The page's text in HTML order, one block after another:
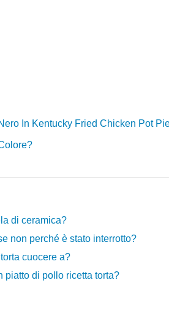
In Kentucky Fried Chicken Pot
di ceramica?
non perché è stato interrotto?
cuocere a?
piatto di pollo ricetta torta?